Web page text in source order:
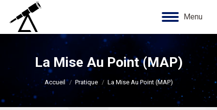
Menu
La Mise Au Point (MAP)
Vous êtes ici :
Accueil Pratique La Mise Au Point (MAP)